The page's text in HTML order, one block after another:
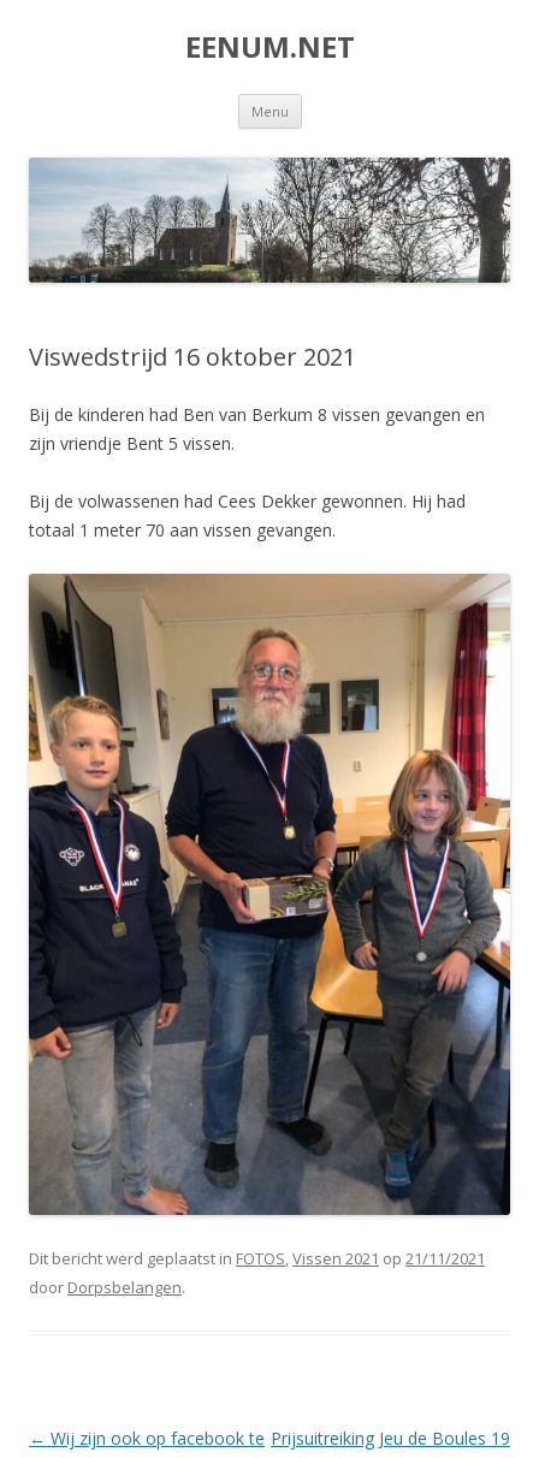
EENUM.NET
Menu Spring
inhoud
Viswedstrijd 16 oktober 2021
Bij de kinderen had Ben van Berkum 8 vissen gevangen en
zijn vriendje Bent 5 vissen.
Bij de volwassenen had Cees Dekker gewonnen. Hij had
totaal 1 meter 70 aan vissen gevangen.
Dit bericht werd geplaatst in FOTOS,Vissen 2021 op 21/11/2021
door Dorpsbelangen.
Berichtnavigatie
← Wij zijn ook op facebook te Prijsuitreiking Jeu de Boules 19